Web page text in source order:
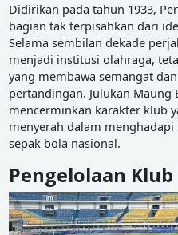
Didirikan pada tahun 1933,
bagian tak terpisahkan dari
Selama sembilan dekade
menjadi institusi olahraga,
yang membawa semangat
pertandingan. Julukan
mencerminkan karakter klub
menyerah dalam
sepak bola nasional.
Pengelolaan